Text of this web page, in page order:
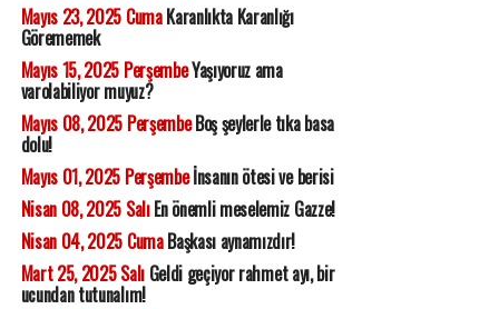
Mayıs 23, 2025 CumaKaranlıkta Karanlığı
Görememek
Mayıs 15, 2025 PerşembeYaşıyoruz ama
varolabiliyor muyuz?
Mayıs 08, 2025 PerşembeBoş şeylerle tıka basa
dolu!
Mayıs 01, 2025 Perşembeİnsanın ötesi ve berisi
Nisan 08, 2025 SalıEn önemli meselemiz Gazze!
Nisan 04, 2025 CumaBaşkası aynamızdır!
Mart 25, 2025 SalıGeldi geçiyor rahmet ayı, bir
ucundan tutunalım!